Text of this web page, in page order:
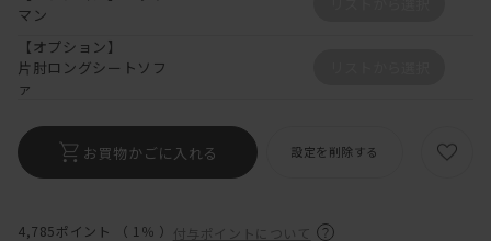
4,785ポイント （ 1％ ） 付与ポイントについて
マン
【オプション】
片肘ロングシートソフ
ァ
お買物かごに入れる 設定を削除する